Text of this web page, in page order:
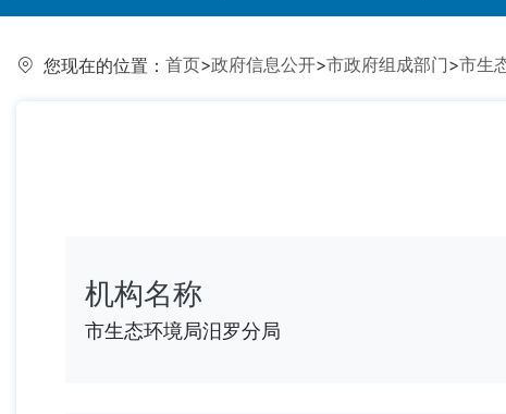
您现在的位置： 首页>政府信息公开>市政府组成部门>市生
机构名称
市生态环境局汨罗分局